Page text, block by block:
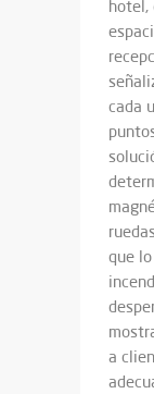
hotel,
cada
que
a